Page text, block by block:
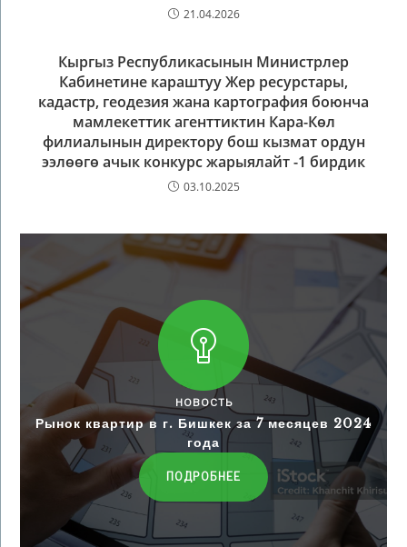
21.04.2026
Кыргыз Республикасынын Министрлер
Кабинетине караштуу Жер ресурстары,
кадастр, геодезия жана картография боюнча
мамлекеттик агенттиктин Кара-Көл
филиалынын директору бош кызмат ордун
ээлөөгө ачык конкурс жарыялайт -1 бирдик
03.10.2025
НОВОСТЬ
Рынок квартир в г. Бишкек за 7 месяцев 2024
года
ПОДРОБНЕЕ